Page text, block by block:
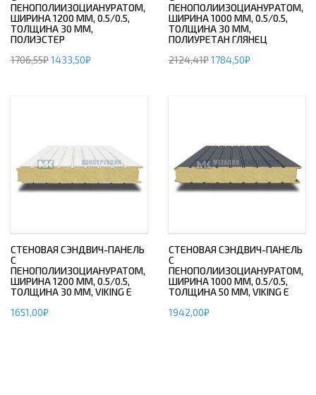
ПЕНОПОЛИИЗОЦИАНУРАТОМ,
ШИРИНА 1200 ММ, 0.5/0.5,
ТОЛЩИНА 30 ММ,
ПОЛИЭСТЕР
1706,55₽1433,50₽
ПЕНОПОЛИИЗОЦИАНУРАТОМ,
ШИРИНА 1000 ММ, 0.5/0.5,
ТОЛЩИНА 30 ММ,
ПОЛИУРЕТАН ГЛЯНЕЦ
2124,41₽1784,50₽
СТЕНОВАЯ СЭНДВИЧ-ПАНЕЛЬ
С
ПЕНОПОЛИИЗОЦИАНУРАТОМ,
ШИРИНА 1200 ММ, 0.5/0.5,
ТОЛЩИНА 30 ММ, VIKING E
1651,00₽
СТЕНОВАЯ СЭНДВИЧ-ПАНЕЛЬ
С
ПЕНОПОЛИИЗОЦИАНУРАТОМ,
ШИРИНА 1000 ММ, 0.5/0.5,
ТОЛЩИНА 50 ММ, VIKING E
1942,00₽